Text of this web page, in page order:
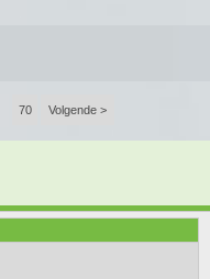
70 Volgende >